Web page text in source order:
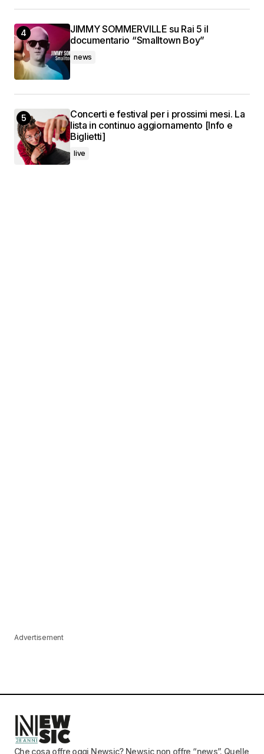
JIMMY SOMMERVILLE su Rai 5 il
documentario “Smalltown Boy”
news
Concerti e festival per i prossimi mesi. La
lista in continuo aggiornamento [Info e
Biglietti]
live
Advertisement
Che cosa offre oggi Newsic? Newsic non offre “news”. Quelle